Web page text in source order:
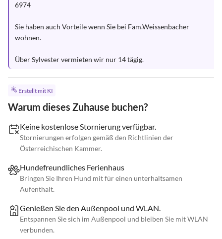
6974
Sie haben auch Vorteile wenn Sie bei Fam.Weissenbacher
wohnen.
Über Sylvester vermieten wir nur 14 tägig.
Erstellt mit KI
Warum dieses Zuhause buchen?
Keine kostenlose Stornierung verfügbar.
Stornierungen erfolgen gemäß den Richtlinien der
Österreichischen Kammer.
Hundefreundliches Ferienhaus
Bringen Sie Ihren Hund mit für einen unterhaltsamen
Aufenthalt.
Genießen Sie den Außenpool und WLAN.
Entspannen Sie sich im Außenpool und bleiben Sie mit WLAN
verbunden.